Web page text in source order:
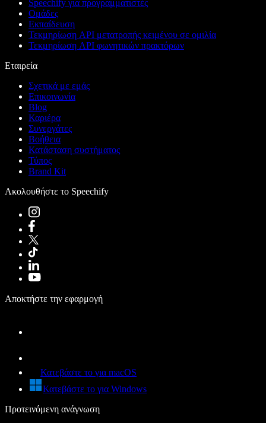
Speechify για προγραμματιστές
Ομάδες
Εκπαίδευση
Τεκμηρίωση API μετατροπής κειμένου σε ομιλία
Τεκμηρίωση API φωνητικών πρακτόρων
Εταιρεία
Σχετικά με εμάς
Επικοινωνία
Blog
Καριέρα
Συνεργάτες
Βοήθεια
Κατάσταση συστήματος
Τύπος
Brand Kit
Ακολουθήστε το Speechify
Αποκτήστε την εφαρμογή
Κατεβάστε το για macOS
Κατεβάστε το για Windows
Προτεινόμενη ανάγνωση